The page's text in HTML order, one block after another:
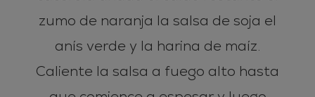
zumo de naranja la salsa de soja el
anís verde y la harina de maíz.
Caliente la salsa a fuego alto hasta